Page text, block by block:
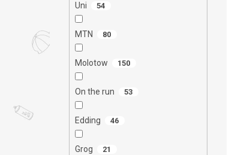
Uni 54
MTN 80
Molotow 150
On the run 53
Edding 46
Grog 21